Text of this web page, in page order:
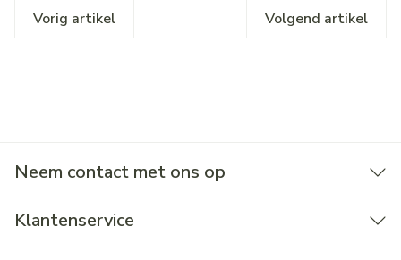
Vorig artikel Volgend artikel
Neem contact met ons op
Klantenservice